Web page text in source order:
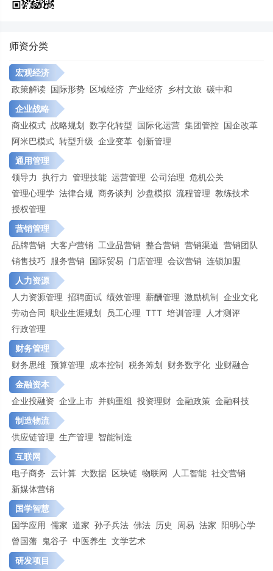
师资分类
宏观经济
政策解读 国际形势 区域经济 产业经济 乡村文旅 碳中和
企业战略
商业模式 战略规划 数字化转型 国际化运营 集团管控 国企改革
阿米巴模式 转型升级 企业变革 创新管理
通用管理
领导力 执行力 管理技能 运营管理 公司治理 危机公关
管理心理学 法律合规 商务谈判 沙盘模拟 流程管理 教练技术
授权管理
营销管理
品牌营销 大客户营销 工业品营销 整合营销 营销渠道 营销团队
销售技巧 服务营销 国际贸易 门店管理 会议营销 连锁加盟
人力资源
人力资源管理 招聘面试 绩效管理 薪酬管理 激励机制 企业文化
劳动合同 职业生涯规划 员工心理 TTT 培训管理
人才测评
行政管理
财务管理
财务思维 预算管理 成本控制 税务筹划 财务数字化 业财融合
金融资本
企业投融资 企业上市 并购重组 投资理财 金融政策 金融科技
制造物流
供应链管理 生产管理 智能制造
互联网
电子商务 云计算 大数据 区块链 物联网 人工智能 社交营销
新媒体营销
国学智慧
国学应用 儒家 道家 孙子兵法 佛法 历史 周易 法家 阳明心学
曾国藩 鬼谷子 中医养生 文学艺术
研发项目